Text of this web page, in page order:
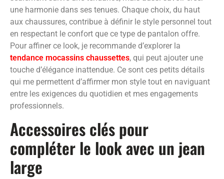
une harmonie dans ses tenues. Chaque choix, du haut
aux chaussures, contribue à définir le style personnel tout
en respectant le confort que ce type de pantalon offre.
Pour affiner ce look, je recommande d’explorer la
tendance mocassins chaussettes, qui peut ajouter une
touche d’élégance inattendue. Ce sont ces petits détails
qui me permettent d’affirmer mon style tout en naviguant
entre les exigences du quotidien et mes engagements
professionnels.
Accessoires clés pour
compléter le look avec un jean
large